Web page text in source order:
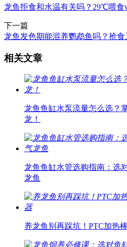
龙鱼拒食和水温有关吗？29℃喂食
下一篇
龙鱼发色期能混养鹦鹉鱼吗？抢食
相关文章
龙鱼鱼缸水泵流量怎么选？
龙！
龙鱼鱼缸水管选购指南：选
龙鱼
养龙鱼别再踩坑！PTC加热